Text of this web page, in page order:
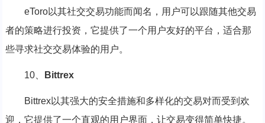
eToro以其社交交易功能而闻名，用户可以跟随其他交易
者的策略进行投资，它提供了一个用户友好的平台，适合那
些寻求社交交易体验的用户。
10、 Bittrex
Bittrex以其强大的安全措施和多样化的交易对而受到欢
迎，它提供了一个直观的用户界面，让交易变得简单快捷。